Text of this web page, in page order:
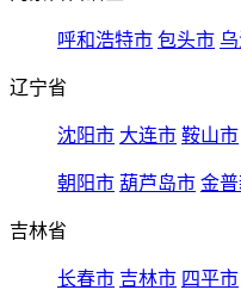
呼和浩特市 包头市
辽宁省
沈阳市 大连市 鞍山市
朝阳市 葫芦岛市 金
吉林省
长春市 吉林市 四平市